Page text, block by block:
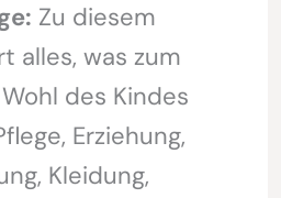
Zu diesem
alles, was zum
des Kindes
Erziehung,
Kleidung,